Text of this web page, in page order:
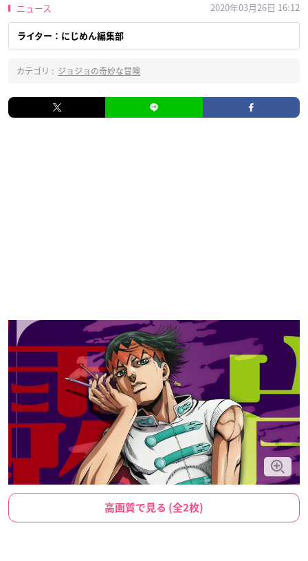
ニュース 2020年03月26日 16:12
ライター：にじめん編集部
カテゴリ : ジョジョの奇妙な冒険
高画質で見る (全2枚)